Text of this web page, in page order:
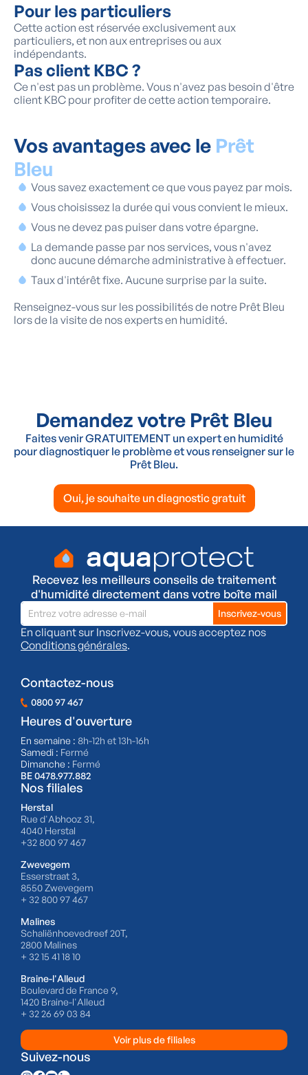
Pour les particuliers
Cette action est réservée exclusivement aux
particuliers, et non aux entreprises ou aux
indépendants.
Pas client KBC ?
Ce n'est pas un problème. Vous n'avez pas besoin d'être
client KBC pour profiter de cette action temporaire.
Vos avantages avec le Prêt
Bleu
Vous savez exactement ce que vous payez par mois.
Vous choisissez la durée qui vous convient le mieux.
Vous ne devez pas puiser dans votre épargne.
La demande passe par nos services, vous n'avez
donc aucune démarche administrative à effectuer.
Taux d'intérêt fixe. Aucune surprise par la suite.
Renseignez-vous sur les possibilités de notre Prêt Bleu
lors de la visite de nos experts en humidité.
Demandez votre Prêt Bleu
Faites venir GRATUITEMENT un expert en humidité
pour diagnostiquer le problème et vous renseigner sur le
Prêt Bleu.
Oui, je souhaite un diagnostic gratuit
Recevez les meilleurs conseils de traitement
d'humidité directement dans votre boîte mail
En cliquant sur Inscrivez-vous, vous acceptez nos
Conditions générales.
Contactez-nous
0800 97 467
Heures d'ouverture
En semaine : 8h-12h et 13h-16h
Samedi : Fermé
Dimanche : Fermé
BE 0478.977.882
Nos filiales
Herstal
Rue d'Abhooz 31,
4040 Herstal
+32 800 97 467
Zwevegem
Esserstraat 3,
8550 Zwevegem
+ 32 800 97 467
Malines
Schaliënhoevedreef 20T,
2800 Malines
+ 32 15 41 18 10
Braine-l'Alleud
Boulevard de France 9,
1420 Braine-l'Alleud
+ 32 26 69 03 84
Voir plus de filiales
Suivez-nous